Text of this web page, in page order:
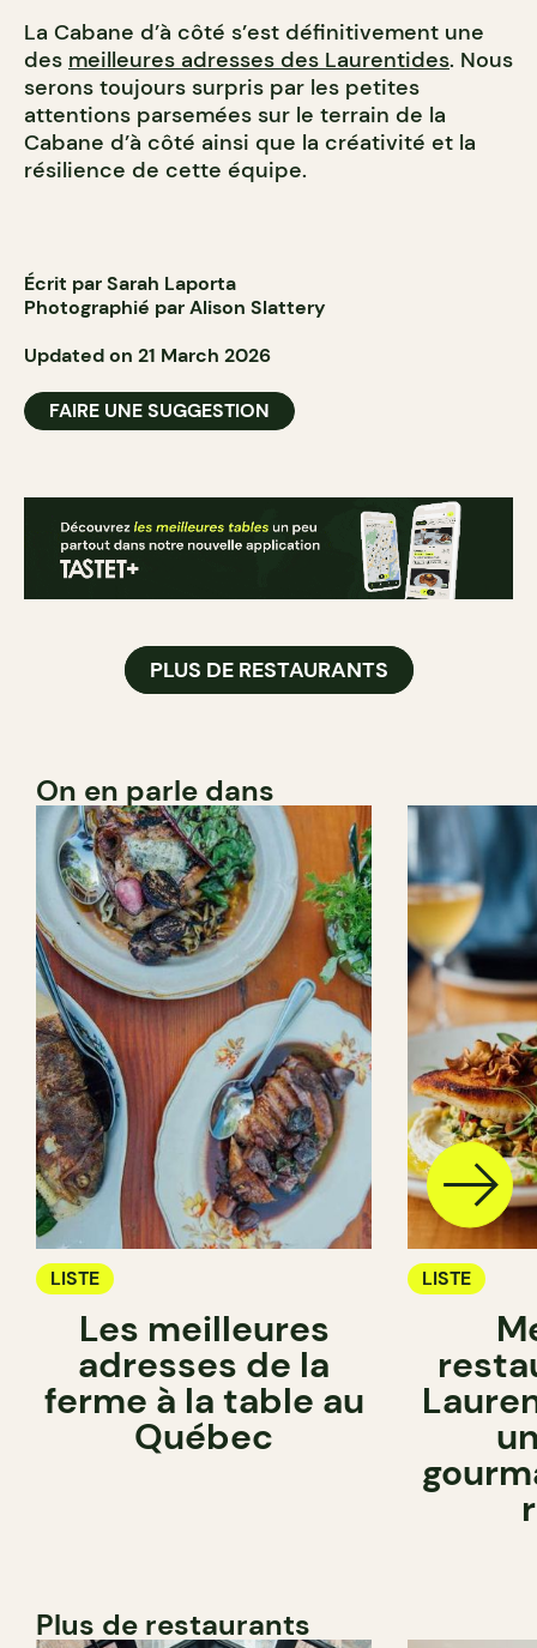
La Cabane d’à côté s’est définitivement une
des meilleures adresses des Laurentides. Nous
serons toujours surpris par les petites
attentions parsemées sur le terrain de la
Cabane d’à côté ainsi que la créativité et la
résilience de cette équipe.
Écrit par Sarah Laporta
Photographié par Alison Slattery
Updated on 21 March 2026
FAIRE UNE SUGGESTION
PLUS DE RESTAURANTS
On en parle dans
LISTE
Les meilleures
adresses de la
ferme à la table au
Québec
LISTE
Plus de restaurants